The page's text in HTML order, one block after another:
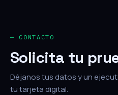
— CONTACTO
Solicita tu
Déjanos tus datos y un
tu tarjeta digital.